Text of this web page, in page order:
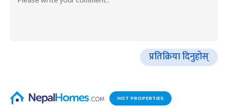
प्रतिक्रिया दिनुहोस्
HOT PROPERTIES